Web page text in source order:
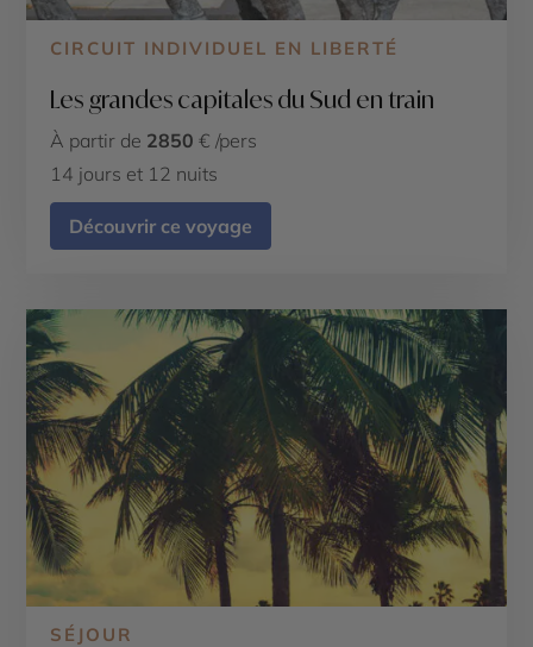
CIRCUIT INDIVIDUEL EN LIBERTÉ
Les grandes capitales du Sud en train
À partir de 2850 € /pers
14 jours et 12 nuits
Découvrir ce voyage
SÉJOUR